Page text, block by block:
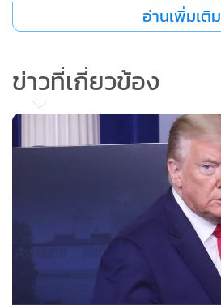
อ่านเพิ่มเติม
ข่าวที่เกี่ยวข้อง